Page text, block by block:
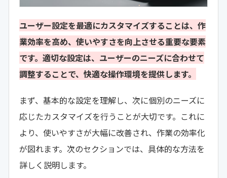
ユーザー設定を最適にカスタマイズすることは、作
業効率を高め、使いやすさを向上させる重要な要素
です。適切な設定は、ユーザーのニーズに合わせて
調整することで、快適な操作環境を提供します。
まず、基本的な設定を理解し、次に個別のニーズに
応じたカスタマイズを行うことが大切です。これに
より、使いやすさが大幅に改善され、作業の効率化
が図れます。次のセクションでは、具体的な方法を
詳しく説明します。